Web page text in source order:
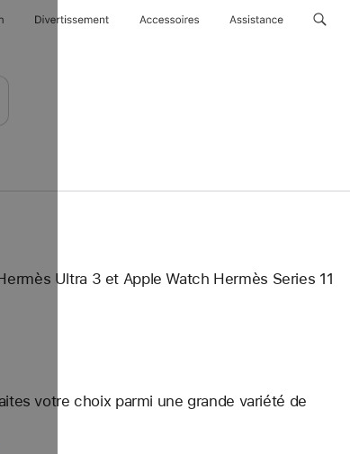
Divertissements Accessoires Assistance
Ultra 3 et Apple Watch Hermès Series 11
votre choix parmi une grande variété de